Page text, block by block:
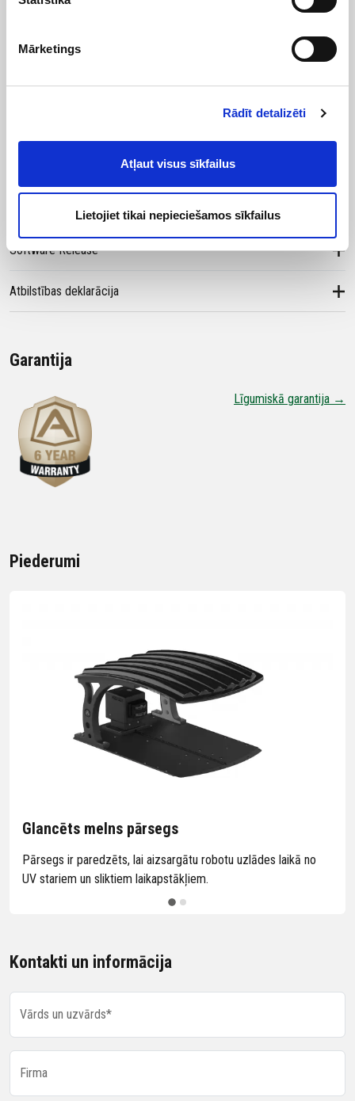
Mārketings
Rādīt detalizēti
Atļaut visus sīkfailus
Lietojiet tikai nepieciešamos sīkfailus
Uzlādes stacija
Lietotāja rokasgrāmata
Dokumentācija un video pamācības
Rokasgrāmata
Software Release
Atbilstības deklarācija
Garantija
Līgumiskā garantija →
Piederumi
Glancēts melns pārsegs
Pārsegs ir paredzēts, lai aizsargātu robotu uzlādes laikā no
UV stariem un sliktiem laikapstākļiem.
Kontakti un informācija
Vārds un uzvārds*
Firma